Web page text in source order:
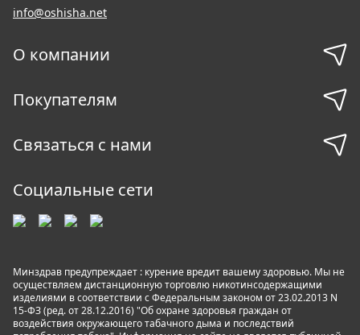
info@oshisha.net
О компании
Покупателям
Связаться с нами
Социальные сети
Минздрав предупреждает : курение вредит вашему здоровью. Мы не
осуществляем дистанционную торговлю никотинсодержащими
изделиями в соответствии с Федеральным законом от 23.02.2013 N
15-ФЗ (ред. от 28.12.2016) "Об охране здоровья граждан от
воздействия окружающего табачного дыма и последствий